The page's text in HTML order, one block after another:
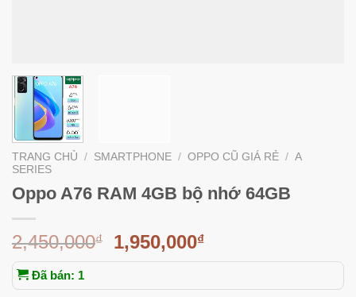
TRANG CHỦ / SMARTPHONE / OPPO CŨ GIÁ RẺ / A
SERIES
Oppo A76 RAM 4GB bộ nhớ 64GB
2,450,000₫ 1,950,000₫
Đã bán: 1